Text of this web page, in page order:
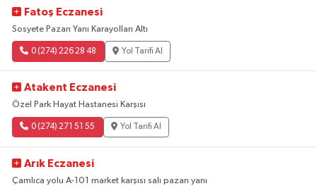
Fatoş Eczanesi
Sosyete Pazarı Yanı Karayolları Altı
0 (274) 226 28 48 Yol Tarifi Al
Atakent Eczanesi
Özel Park Hayat Hastanesi Karşısı
0 (274) 271 51 55 Yol Tarifi Al
Arık Eczanesi
Çamlıca yolu A-101 market karşısı salı pazarı yanı